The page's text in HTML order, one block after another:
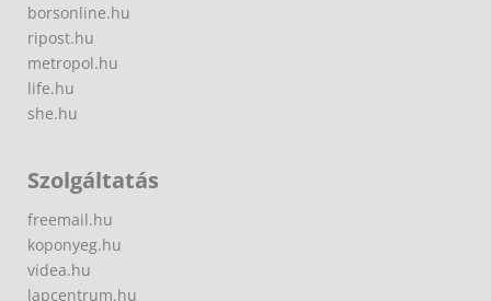
borsonline.hu
ripost.hu
metropol.hu
life.hu
she.hu
Szolgáltatás
freemail.hu
koponyeg.hu
videa.hu
lapcentrum.hu